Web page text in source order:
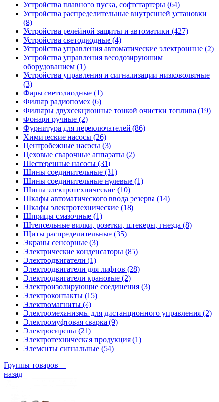
Устройства плавного пуска, софтстартеры (64)
Устройства распределительные внутренней установки
(8)
Устройства релейной защиты и автоматики (427)
Устройства светодиодные (4)
Устройства управления автоматические электронные (2)
Устройства управления весодозирующим
оборудованием (1)
Устройства управления и сигнализации низковольтные
(3)
Фары светодиодные (1)
Фильтр радиопомех (6)
Фильтры двухсекционные тонкой очистки топлива (19)
Фонари ручные (2)
Фурнитура для переключателей (86)
Химические насосы (26)
Центробежные насосы (3)
Цеховые сварочные аппараты (2)
Шестеренные насосы (31)
Шины соединительные (31)
Шины соединительные нулевые (1)
Шины электротехнические (10)
Шкафы автоматического ввода резерва (14)
Шкафы электротехнические (18)
Шприцы смазочные (1)
Штепсельные вилки, розетки, штекеры, гнезда (8)
Щиты распределительные (35)
Экраны сенсорные (3)
Электрические конденсаторы (85)
Электродвигатели (1)
Электродвигатели для лифтов (28)
Электродвигатели крановые (2)
Электроизолирующие соединения (3)
Электроконтакты (15)
Электромагниты (4)
Электромеханизмы для дистанционного управления (2)
Электромуфтовая сварка (9)
Электросирены (21)
Электротехническая продукция (1)
Элементы сигнальные (54)
Группы товаров
назад